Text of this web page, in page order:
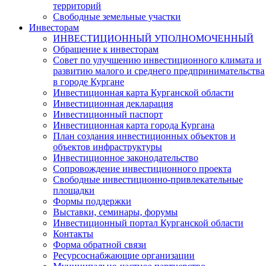
территорий
Свободные земельные участки
Инвесторам
ИНВЕСТИЦИОННЫЙ УПОЛНОМОЧЕННЫЙ
Обращение к инвесторам
Совет по улучшению инвестиционного климата и
развитию малого и среднего предпринимательства
в городе Кургане
Инвестиционная карта Курганской области
Инвестиционная декларация
Инвестиционный паспорт
Инвестиционная карта города Кургана
План создания инвестиционных объектов и
объектов инфраструктуры
Инвестиционное законодательство
Сопровождение инвестиционного проекта
Свободные инвестиционно-привлекательные
площадки
Формы поддержки
Выставки, семинары, форумы
Инвестиционный портал Курганской области
Контакты
Форма обратной связи
Ресурсоснабжающие организации